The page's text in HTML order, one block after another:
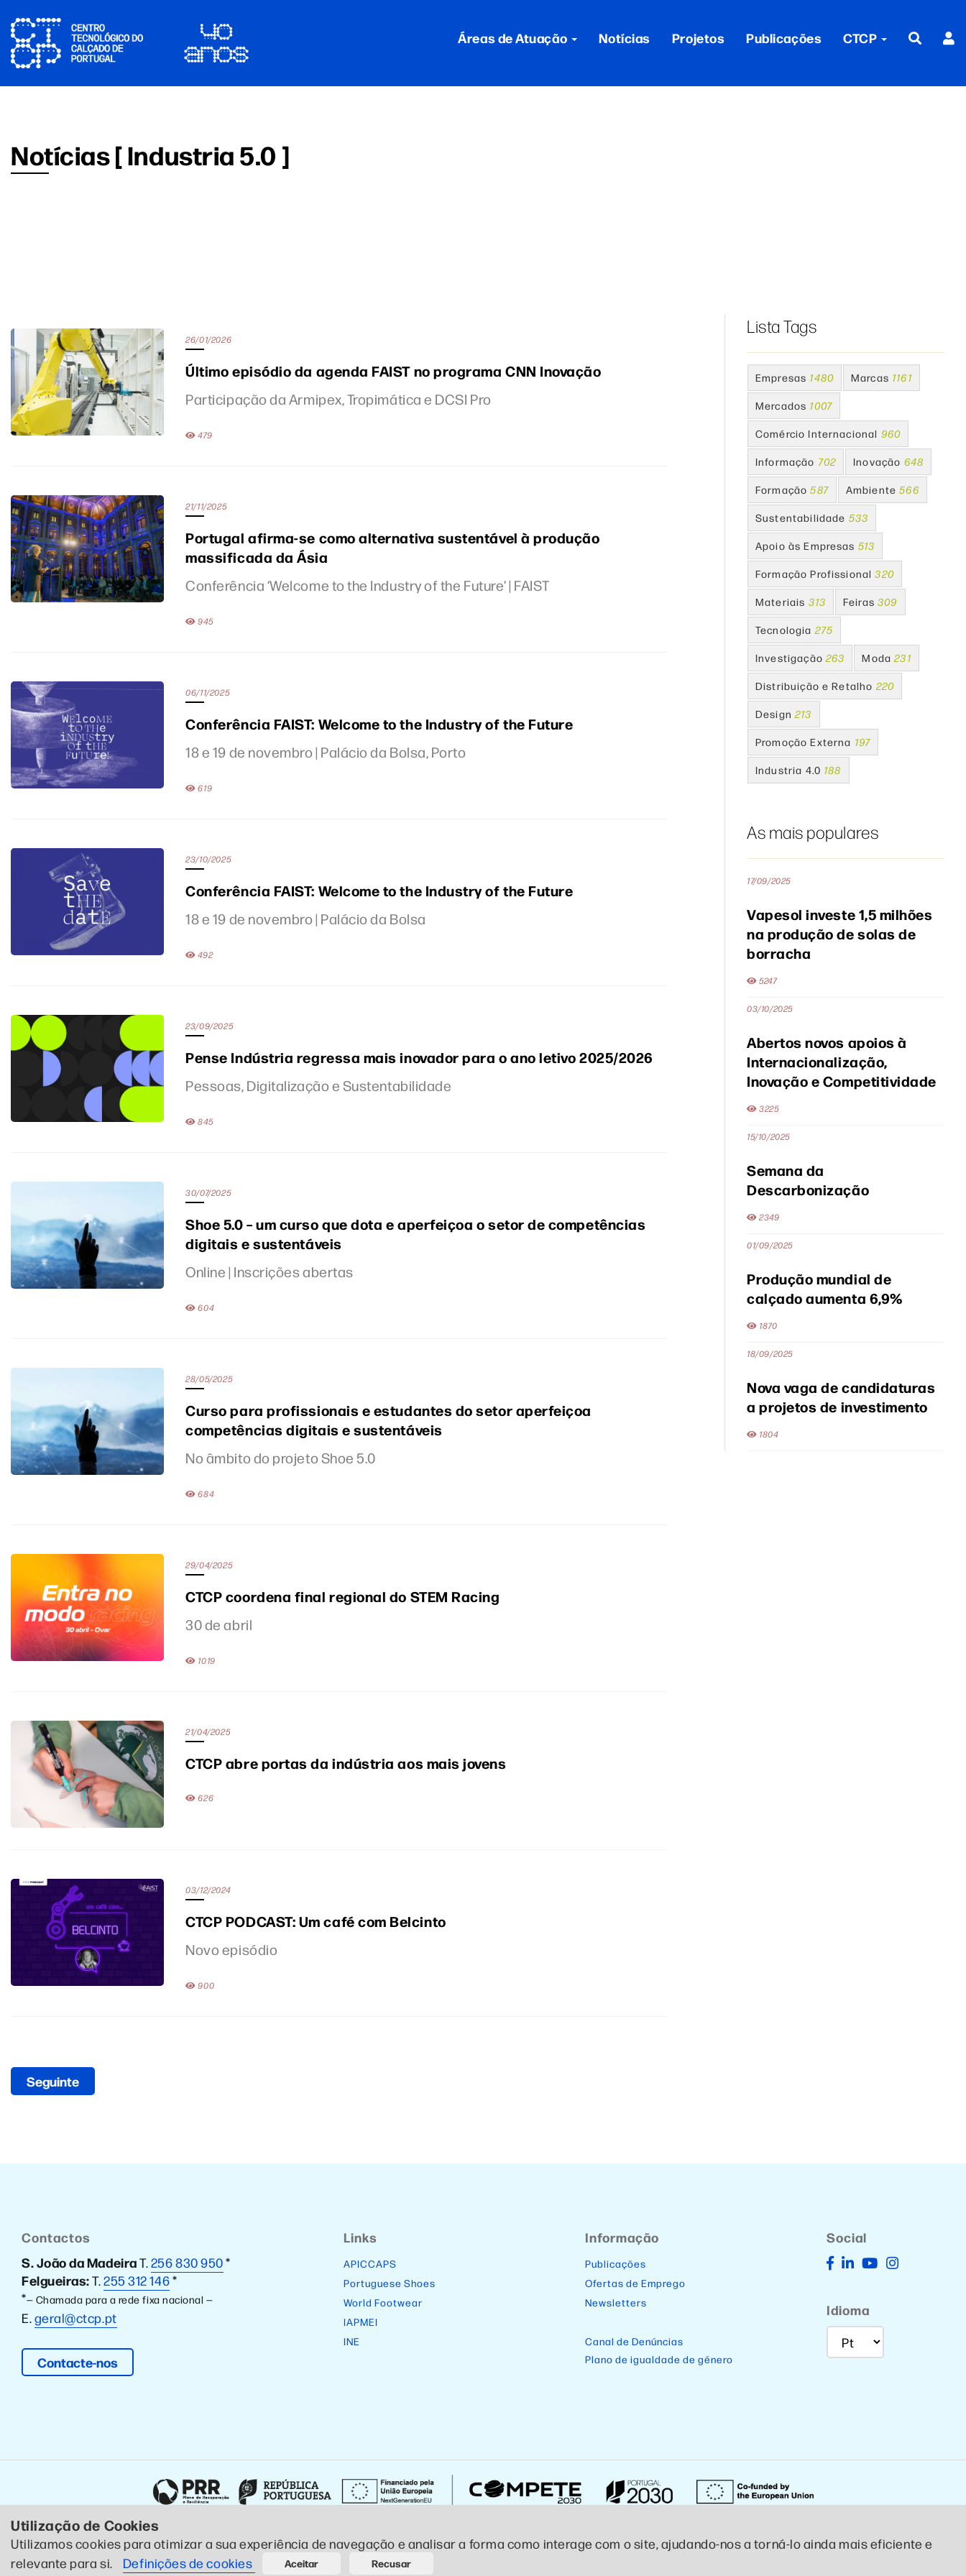
Áreas de Atuação Notícias Projetos Publicações CTCP
Notícias [ Industria 5.0 ]
26/01/2026
Último episódio da agenda FAIST no programa CNN Inovação
Participação da Armipex, Tropimática e DCSI Pro
479
21/11/2025
Portugal afirma-se como alternativa sustentável à produção
massificada da Ásia
Conferência ‘Welcome to the Industry of the Future’ | FAIST
945
06/11/2025
Conferência FAIST: Welcome to the Industry of the Future
18 e 19 de novembro | Palácio da Bolsa, Porto
619
23/10/2025
Conferência FAIST: Welcome to the Industry of the Future
18 e 19 de novembro | Palácio da Bolsa
492
23/09/2025
Pense Indústria regressa mais inovador para o ano letivo 2025/2026
Pessoas, Digitalização e Sustentabilidade
845
30/07/2025
Shoe 5.0 – um curso que dota e aperfeiçoa o setor de competências
digitais e sustentáveis
Online | Inscrições abertas
604
28/05/2025
Curso para profissionais e estudantes do setor aperfeiçoa
competências digitais e sustentáveis
No âmbito do projeto Shoe 5.0
684
29/04/2025
CTCP coordena final regional do STEM Racing
30 de abril
1019
21/04/2025
CTCP abre portas da indústria aos mais jovens
626
03/12/2024
CTCP PODCAST: Um café com Belcinto
Novo episódio
900
Seguinte
Lista Tags
Empresas 1480 Marcas 1161
Mercados 1007
Comércio Internacional 960
Informação 702 Inovação 648
Formação 587 Ambiente 566
Sustentabilidade 533
Apoio às Empresas 513
Formação Profissional 320
Materiais 313 Feiras 309
Tecnologia 275
Investigação 263 Moda 231
Distribuição e Retalho 220
Design 213
Promoção Externa 197
Industria 4.0 188
As mais populares
17/09/2025
Vapesol investe 1,5 milhões
na produção de solas de
borracha
5247
03/10/2025
Abertos novos apoios à
Internacionalização,
Inovação e Competitividade
3225
15/10/2025
Semana da
Descarbonização
2349
01/09/2025
Produção mundial de
calçado aumenta 6,9%
1870
18/09/2025
Nova vaga de candidaturas
a projetos de investimento
1804
Contactos
S. João da MadeiraT.256 830 950*
Felgueiras:T.255 312 146*
*— Chamada para a rede fixa nacional —
E.geral@ctcp.pt
Contacte-nos
Links
APICCAPS
Portuguese Shoes
World Footwear
IAPMEI
INE
Informação
Publicações
Ofertas de Emprego
Newsletters
Canal de Denúncias
Plano de igualdade de género
Social
Idioma
© 2020 CTCP . Todos os direitos reservados . Política de Privacidade
Utilização de Cookies
Utilizamos cookies para otimizar a sua experiência de navegação e analisar a forma como interage com o site, ajudando-nos a torná-lo ainda mais eficiente e
relevante para si. Definições de cookies